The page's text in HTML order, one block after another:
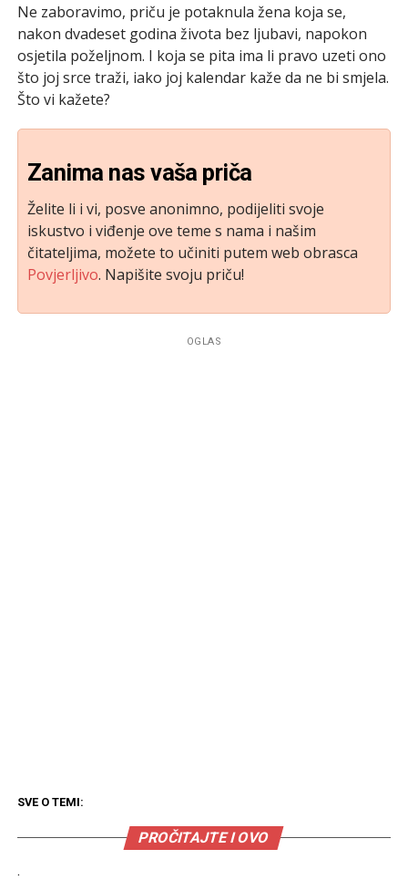
Ne zaboravimo, priču je potaknula žena koja se,
nakon dvadeset godina života bez ljubavi, napokon
osjetila poželjnom. I koja se pita ima li pravo uzeti ono
što joj srce traži, iako joj kalendar kaže da ne bi smjela.
Što vi kažete?
Zanima nas vaša priča
Želite li i vi, posve anonimno, podijeliti svoje
iskustvo i viđenje ove teme s nama i našim
čitateljima, možete to učiniti putem web obrasca
Povjerljivo. Napišite svoju priču!
OGLAS
SVE O TEMI:
PROČITAJTE I OVO
.